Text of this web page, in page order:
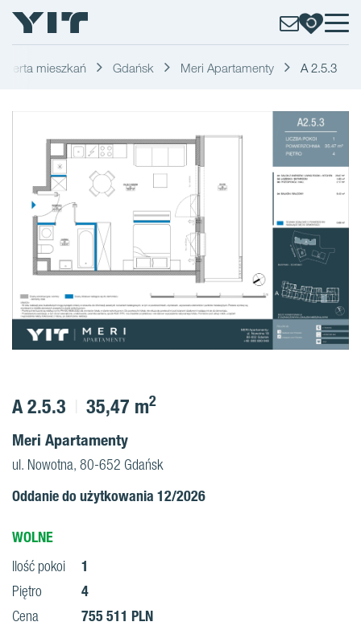
Oferta mieszkań Gdańsk Meri Apartamenty A 2.5.3
A 2.5.3 35,47 m2
Meri Apartamenty
ul. Nowotna, 80-652 Gdańsk
Oddanie do użytkowania 12/2026
WOLNE
Ilość pokoi 1
Piętro 4
Cena 755 511 PLN